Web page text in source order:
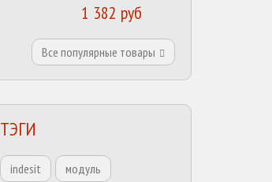
1 382 руб
Все популярные товары
ТЭГИ
indesit
модуль